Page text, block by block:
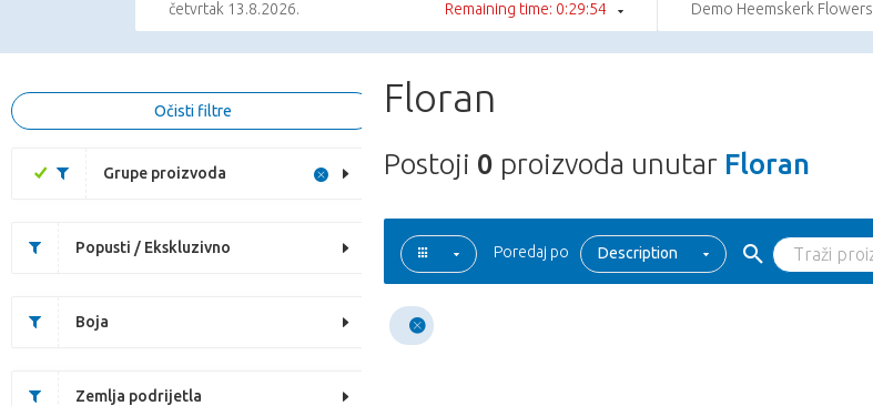
četvrtak 13.8.2026. Remaining time: 0:29:54 Demo Heemskerk Flowers
Očisti filtre
Grupe proizvoda
Popusti / Ekskluzivno
Boja
Zemlja podrijetla
Floran
Postoji 0 proizvoda unutar Floran
Poredaj po Description